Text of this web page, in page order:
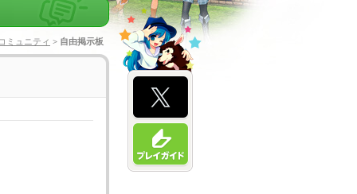
コミュニティ > 自由掲示板